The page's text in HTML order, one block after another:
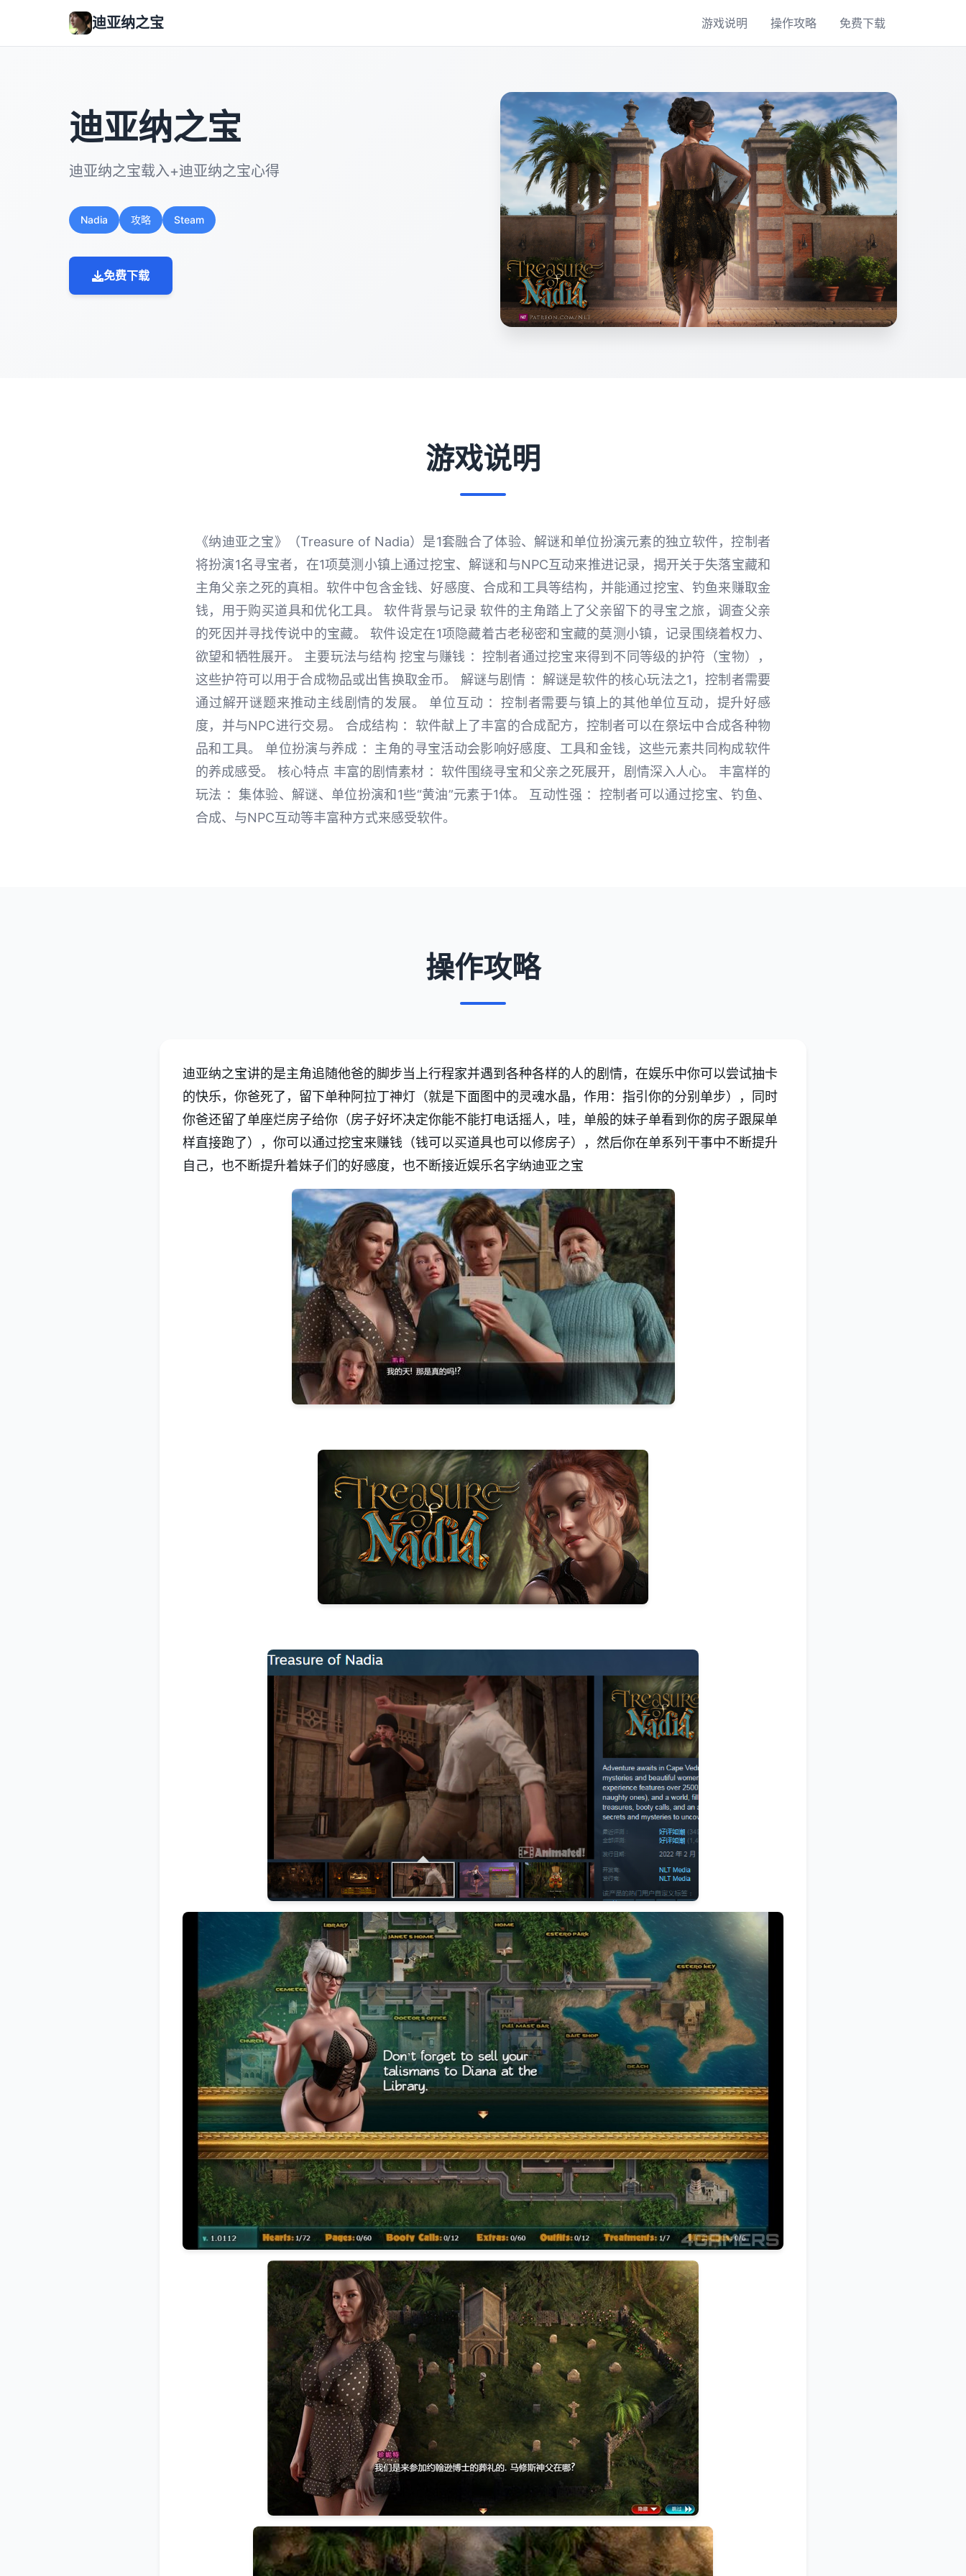
迪亚纳之宝 游戏说明 操作攻略 免费下载
迪亚纳之宝
迪亚纳之宝载入+迪亚纳之宝心得
Nadia 攻略 Steam
免费下载
游戏说明
《纳迪亚之宝》（Treasure of Nadia）是1套融合了体验、解谜和单位扮演元素的独立软件，控制者
将扮演1名寻宝者，在1项莫测小镇上通过挖宝、解谜和与NPC互动来推进记录，揭开关于失落宝藏和
主角父亲之死的真相。软件中包含金钱、好感度、合成和工具等结构，并能通过挖宝、钓鱼来赚取金
钱，用于购买道具和优化工具。 软件背景与记录 软件的主角踏上了父亲留下的寻宝之旅，调查父亲
的死因并寻找传说中的宝藏。 软件设定在1项隐藏着古老秘密和宝藏的莫测小镇，记录围绕着权力、
欲望和牺牲展开。 主要玩法与结构 挖宝与赚钱 ：控制者通过挖宝来得到不同等级的护符（宝物），
这些护符可以用于合成物品或出售换取金币。 解谜与剧情 ：解谜是软件的核心玩法之1，控制者需要
通过解开谜题来推动主线剧情的发展。 单位互动 ：控制者需要与镇上的其他单位互动，提升好感
度，并与NPC进行交易。 合成结构 ：软件献上了丰富的合成配方，控制者可以在祭坛中合成各种物
品和工具。 单位扮演与养成 ：主角的寻宝活动会影响好感度、工具和金钱，这些元素共同构成软件
的养成感受。 核心特点 丰富的剧情素材 ：软件围绕寻宝和父亲之死展开，剧情深入人心。 丰富样的
玩法 ：集体验、解谜、单位扮演和1些“黄油”元素于1体。 互动性强 ：控制者可以通过挖宝、钓鱼、
合成、与NPC互动等丰富种方式来感受软件。
操作攻略
迪亚纳之宝讲的是主角追随他爸的脚步当上行程家并遇到各种各样的人的剧情，在娱乐中你可以尝试抽卡
的快乐，你爸死了，留下单种阿拉丁神灯（就是下面图中的灵魂水晶，作用：指引你的分别单步），同时
你爸还留了单座烂房子给你（房子好坏决定你能不能打电话摇人，哇，单般的妹子单看到你的房子跟屎单
样直接跑了），你可以通过挖宝来赚钱（钱可以买道具也可以修房子），然后你在单系列干事中不断提升
自己，也不断提升着妹子们的好感度，也不断接近娱乐名字纳迪亚之宝